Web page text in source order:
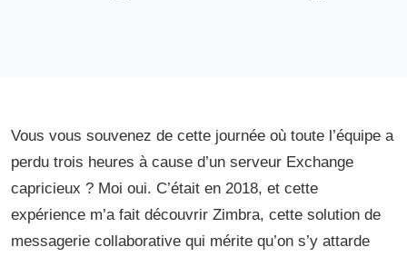
Vous vous souvenez de cette journée où toute l’équipe a
perdu trois heures à cause d’un serveur Exchange
capricieux ? Moi oui. C’était en 2018, et cette
expérience m’a fait découvrir Zimbra, cette solution de
messagerie collaborative qui mérite qu’on s’y attarde